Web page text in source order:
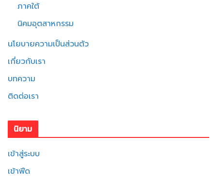
ภาคใต้
นิคมอุตสาหกรรม
นโยบายความเป็นส่วนตัว
เกี่ยวกับเรา
บทความ
ติดต่อเรา
นิยาม
เข้าสู่ระบบ
เข้าฟีด